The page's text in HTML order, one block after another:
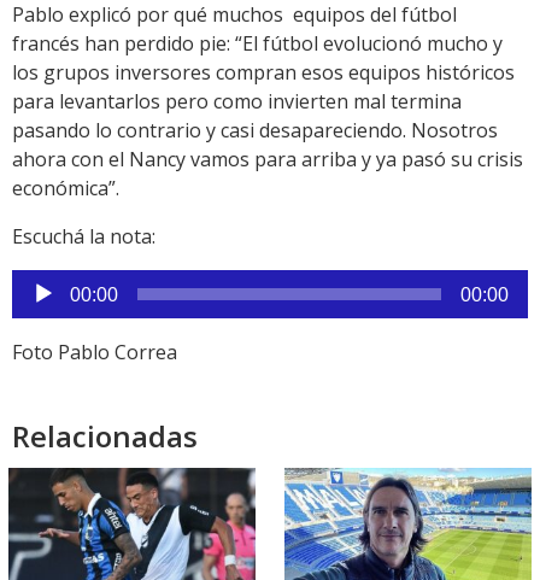
Pablo explicó por qué muchos equipos del fútbol
francés han perdido pie: “El fútbol evolucionó mucho y
los grupos inversores compran esos equipos históricos
para levantarlos pero como invierten mal termina
pasando lo contrario y casi desapareciendo. Nosotros
ahora con el Nancy vamos para arriba y ya pasó su crisis
económica”.
Escuchá la nota:
Reproductor
de
audio
00:00 00:00
Foto Pablo Correa
Relacionadas